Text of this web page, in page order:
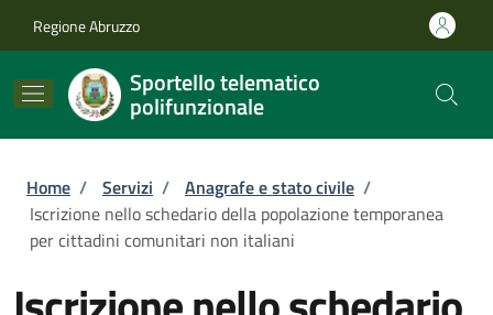
Regione Abruzzo
Sportello telematico
polifunzionale
Briciole di pane
Home / Servizi / Anagrafe e stato civile /
Iscrizione nello schedario della popolazione temporanea
per cittadini comunitari non italiani